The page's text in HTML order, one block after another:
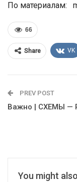
По материалам:
66
Share VK
PREV POST
Важно | СХЕМЫ —
You might